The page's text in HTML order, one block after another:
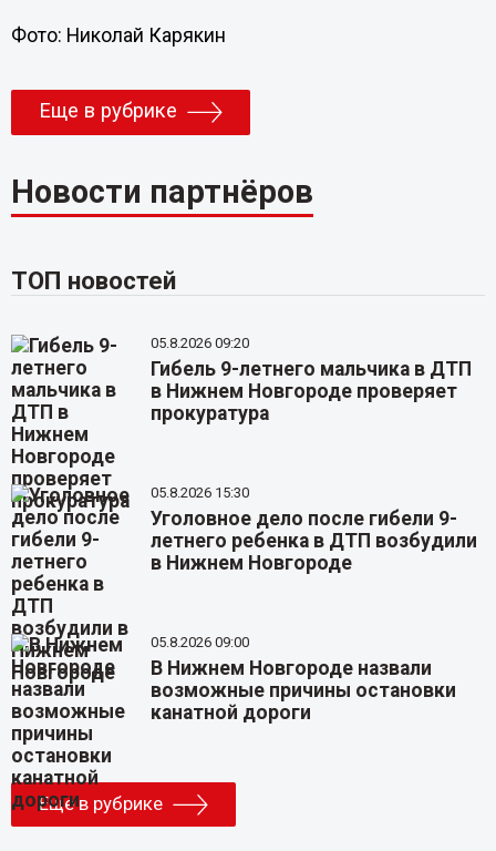
Фото: Николай Карякин
Еще в рубрике
Новости партнёров
ТОП новостей
05.8.2026 09:20
Гибель 9-летнего мальчика в ДТП
в Нижнем Новгороде проверяет
прокуратура
05.8.2026 15:30
Уголовное дело после гибели 9-
летнего ребенка в ДТП возбудили
в Нижнем Новгороде
05.8.2026 09:00
В Нижнем Новгороде назвали
возможные причины остановки
канатной дороги
Еще в рубрике